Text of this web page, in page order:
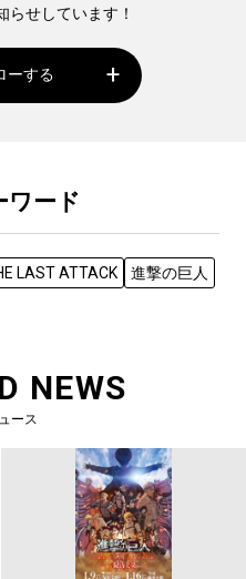
らせしています！
ーする
ワード
LAST ATTACK 進撃の巨人
NEWS
ース